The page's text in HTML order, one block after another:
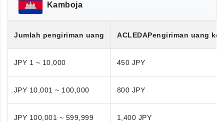
Kamboja
Jumlah pengiriman uang ACLEDAPengiriman uang
JPY 1 ~ 10,000 450 JPY
JPY 10,001 ~ 100,000 800 JPY
JPY 100,001 ~ 599,999 1,400 JPY